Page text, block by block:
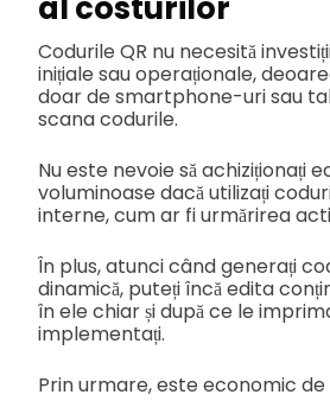
Codurile QR nu necesită
inițiale sau operaționale,
doar de smartphone-uri sau
scana codurile.
Nu este nevoie să achiziționați
voluminoase dacă utilizați
interne, cum ar fi urmărirea
În plus, atunci când generați
dinamică, puteți încă edita
în ele chiar și după ce le
implementați.
Prin urmare, este economic de